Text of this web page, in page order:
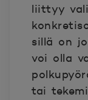
liittyy
sillä on
voi olla
tai